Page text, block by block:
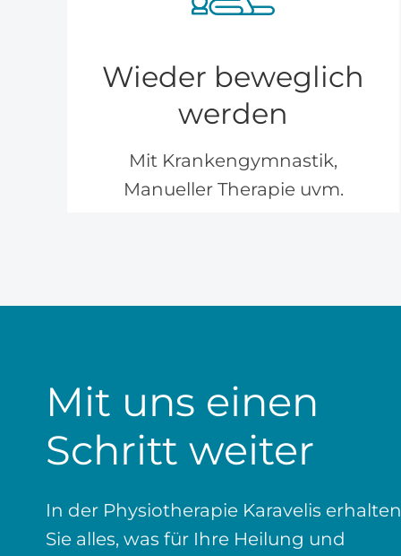
Wieder beweglich
werden
Mit Krankengymnastik,
Manueller Therapie uvm.
Mit uns einen
Schritt weiter
In der Physiotherapie Karavelis erhalten
Sie alles, was für Ihre Heilung und